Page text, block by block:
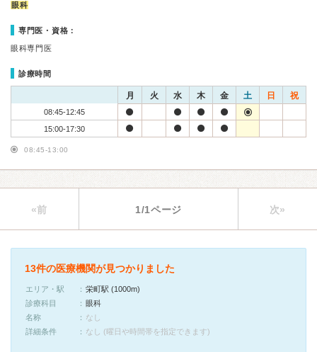
眼科
専門医・資格：
眼科専門医
診療時間
月 火 水 木 金 土 日 祝
08:45-12:45
15:00-17:30
08:45-13:00
«前 1/1ページ 次»
13件の医療機関が見つかりました
エリア・駅
栄町駅 (1000m)
診療科目
眼科
名称
なし
詳細条件
なし (曜日や時間帯を指定できます)